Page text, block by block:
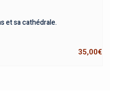
et sa cathédrale.
35,00€